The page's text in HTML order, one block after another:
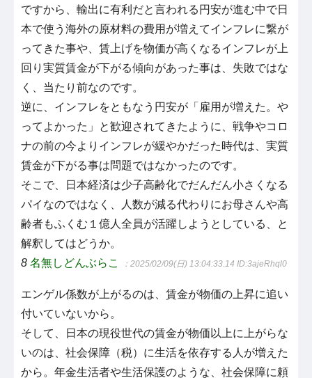
ですから、輸出に有利だと言われる円安が進む中で日
本で使う海外の原材料の費用が増えてインフレに繋が
ってきた事や、賃上げを物価が高くなるインフレが上
回り実質賃金が下がる傾向があった事は、失敗ではな
く、当たり前なのです。
逆に、インフレをともなう円安が「雇用が増えた。や
ってよかった」と歓迎されてきたように、戦争やコロ
ナの前の今よりインフレが緩やかだった時代は、実質
賃金が下がる事は問題ではなかったのです。
そこで、日本経済は少子高齢化でだんだん小さくなる
パイなのではなく、人数が減る代わりにお母さんや高
齢者もふくむ１億人全員が活躍しようとしている、と
解釈してはどうか。
8 名無しどんぶらこ ：2025/02/09(日) 13:04:33.14 ID:3ajeRhql0
エンゲル係数が上がるのは、賃金が物価の上昇に追い
付いていないから。
そして、日本の現役世代の賃金が物価以上に上がらな
いのは、社会保障（税）に生活を依存する人が増えた
から。年金生活者や生活保護のような、社会保障に頼